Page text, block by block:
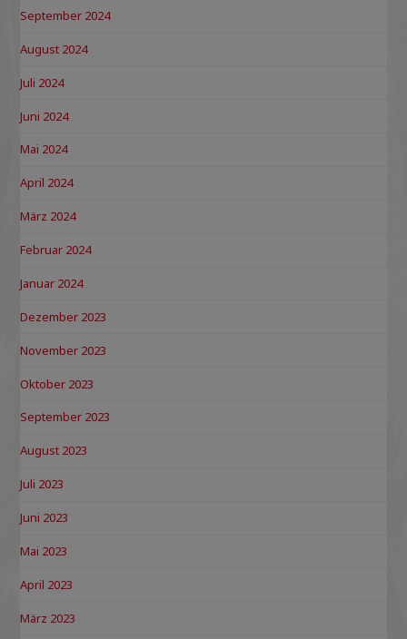
September 2024
August 2024
Juli 2024
Juni 2024
Mai 2024
April 2024
März 2024
Februar 2024
Januar 2024
Dezember 2023
November 2023
Oktober 2023
September 2023
August 2023
Juli 2023
Juni 2023
Mai 2023
April 2023
März 2023